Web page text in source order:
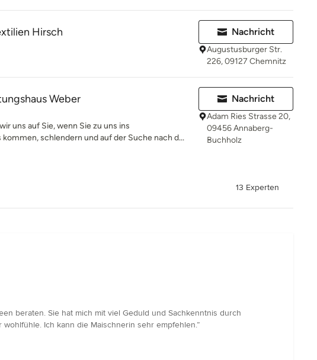
Hirsch Nachricht
Augustusburger Str.
226, 09127 Chemnitz
Weber
uns auf Sie, wenn Sie zu uns ins
kommen, schlendern und auf der Suche nach d...
Nachricht
Adam Ries Strasse 20,
09456 Annaberg-
Buchholz
13 Experten
beraten. Sie hat mich mit viel Geduld und Sachkenntnis durch
Ich kann die Maischnerin sehr empfehlen.”